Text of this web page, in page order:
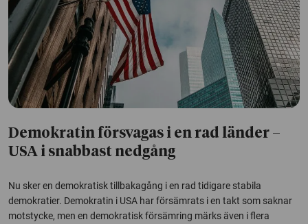
Demokratin försvagas i en rad länder –
USA i snabbast nedgång
Nu sker en demokratisk tillbakagång i en rad tidigare stabila
demokratier. Demokratin i USA har försämrats i en takt som saknar
motstycke, men en demokratisk försämring märks även i flera